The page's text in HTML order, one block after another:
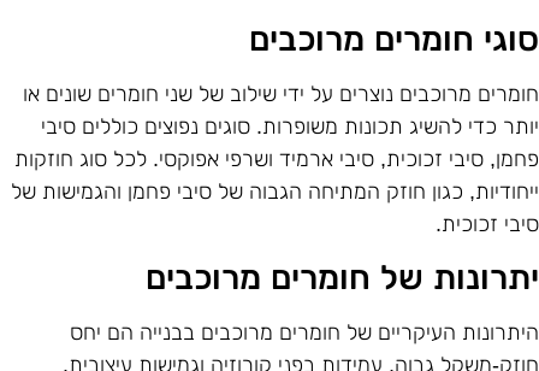
חומרים מרוכבים
מרוכבים נוצרים על ידי שילוב של שני חומרים שונים או
כדי להשיג תכונות משופרות. סוגים נפוצים כוללים סיבי
סיבי זכוכית, סיבי ארמיד ושרפי אפוקסי. לכל סוג חוזקות
כגון חוזק המתיחה הגבוה של סיבי פחמן והגמישות של
זכוכית.
של חומרים מרוכבים
העיקריים של חומרים מרוכבים בבנייה הם יחס
משקל גבוה, עמידות בפני קורוזיה וגמישות עיצובית.